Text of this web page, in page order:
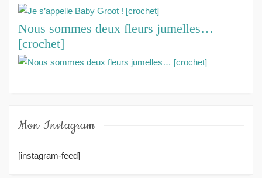
Nous sommes deux fleurs jumelles…
[crochet]
Mon Instagram
[instagram-feed]